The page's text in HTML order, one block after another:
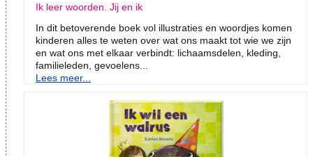
Ik leer woorden. Jij en ik
In dit betoverende boek vol illustraties en woordjes komen
kinderen alles te weten over wat ons maakt tot wie we zijn
en wat ons met elkaar verbindt: lichaamsdelen, kleding,
familieleden, gevoelens...
Lees meer...